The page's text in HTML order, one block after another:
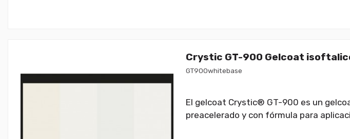
Crystic GT-900 Gelcoat
GT900whitebase
El gelcoat Crystic® GT-900 es un
preacelerado y con fórmula para